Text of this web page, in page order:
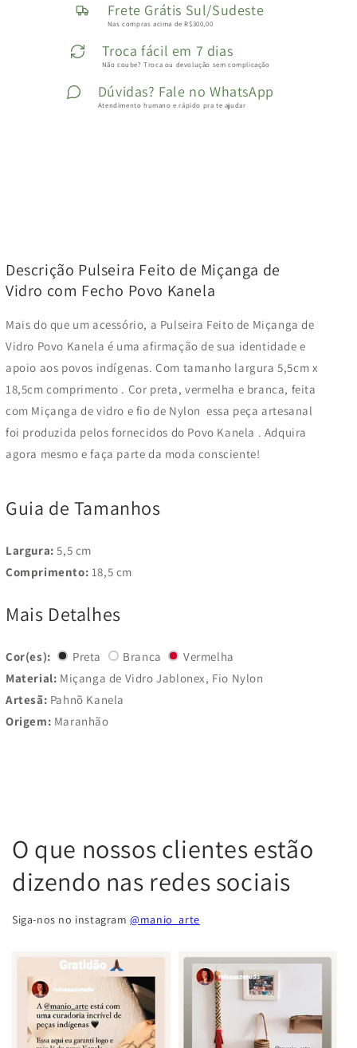
Frete Grátis Sul/Sudeste
Nas compras acima de R$300,00
Troca fácil em 7 dias
Não coube? Troca ou devolução sem complicação
Dúvidas? Fale no WhatsApp
Atendimento humano e rápido pra te ajudar
Descrição Pulseira Feito de Miçanga de
Vidro com Fecho Povo Kanela
Mais do que um acessório, a Pulseira Feito de Miçanga de
Vidro Povo Kanela é uma afirmação de sua identidade e
apoio aos povos indígenas. Com tamanho largura 5,5cm x
18,5cmcomprimento . Cor preta, vermelha e branca, feita
com Miçanga de vidro e fio de Nylonessa peça artesanal
foi produzida pelos fornecidos do Povo Kanela . Adquira
agora mesmo e faça parte da moda consciente!
Guia de Tamanhos
Largura: 5,5 cm
Comprimento: 18,5 cm
Mais Detalhes
Cor(es): Preta Branca
Vermelha
Material: Miçanga de Vidro Jablonex, Fio Nylon
Artesã: Pahnõ Kanela
Origem: Maranhão
O que nossos clientes estão
dizendo nas redes sociais
Siga-nos no instagram@manio_arte